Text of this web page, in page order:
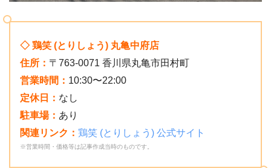
◇ 鶏笑 (とりしょう) 丸亀中府店
住所： 〒763-0071 香川県丸亀市田村町
営業時間： 10:30〜22:00
定休日： なし
駐車場： あり
関連リンク： 鶏笑 (とりしょう) 公式サイト
※営業時間・価格等は記事作成当時のものです。